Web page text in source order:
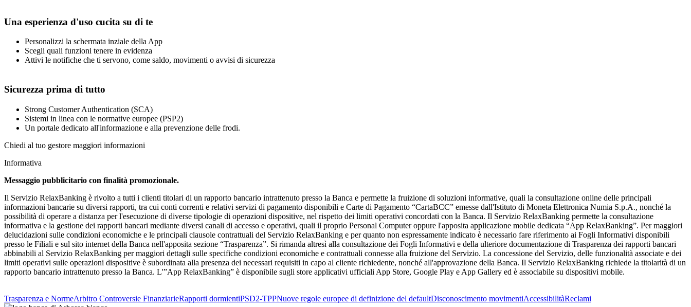
Una esperienza d'uso cucita su di te
Personalizzi la schermata inziale della App
Scegli quali funzioni tenere in evidenza
Attivi le notifiche che ti servono, come saldo, movimenti o avvisi di sicurezza
Sicurezza prima di tutto
Strong Customer Authentication (SCA)
Sistemi in linea con le normative europee (PSP2)
Un portale dedicato all'informazione e alla prevenzione delle frodi.
Chiedi al tuo gestore maggiori informazioni
Informativa
Messaggio pubblicitario con finalità promozionale.
Il Servizio RelaxBanking è rivolto a tutti i clienti titolari di un rapporto bancario intrattenuto presso la Banca e permette la fruizione di soluzioni informative, quali la consultazione online delle principali
informazioni bancarie su diversi rapporti, tra cui conti correnti e relativi servizi di pagamento disponibili e Carte di Pagamento “CartaBCC” emesse dall'Istituto di Moneta Elettronica Numia S.p.A., nonché la
possibilità di operare a distanza per l'esecuzione di diverse tipologie di operazioni dispositive, nel rispetto dei limiti operativi concordati con la Banca. Il Servizio RelaxBanking permette la consultazione
informativa e la gestione dei rapporti bancari mediante diversi canali di accesso e operativi, quali il proprio Personal Computer oppure l'apposita applicazione mobile dedicata “App RelaxBanking”. Per maggiori
delucidazioni sulle condizioni economiche e le principali clausole contrattuali del Servizio RelaxBanking e per quanto non espressamente indicato è necessario fare riferimento ai Fogli Informativi disponibili
presso le Filiali e sul sito internet della Banca nell'apposita sezione “Trasparenza”. Si rimanda altresì alla consultazione dei Fogli Informativi e della ulteriore documentazione di Trasparenza dei rapporti bancari
abbinabili al Servizio RelaxBanking per maggiori dettagli sulle specifiche condizioni economiche e contrattuali connesse alla fruizione del Servizio. La concessione del Servizio, delle funzionalità associate e dei
limiti operativi sulle operazioni dispositive è subordinata alla presenza dei necessari requisiti in capo al cliente richiedente, nonché all'approvazione della Banca. Il Servizio RelaxBanking richiede la titolarità di un
rapporto bancario intrattenuto presso la Banca. L'”App RelaxBanking” è disponibile sugli store applicativi ufficiali App Store, Google Play e App Gallery ed è associabile su dispositivi mobile.
Trasparenza e NormeArbitro Controversie FinanziarieRapporti dormientiPSD2-TPPNuove regole europee di definizione del defaultDisconoscimento movimentiAccessibilitàReclami